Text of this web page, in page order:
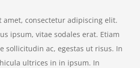
amet, consectetur adipiscing elit.
ipsum, vitae sodales erat. Etiam
sollicitudin ac, egestas ut risus. In
ultrices in in ipsum. In